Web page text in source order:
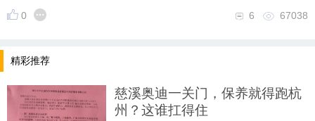
0 67038
6
精彩推荐
慈溪奥迪一关门，保养就得跑杭
州？这谁扛得住